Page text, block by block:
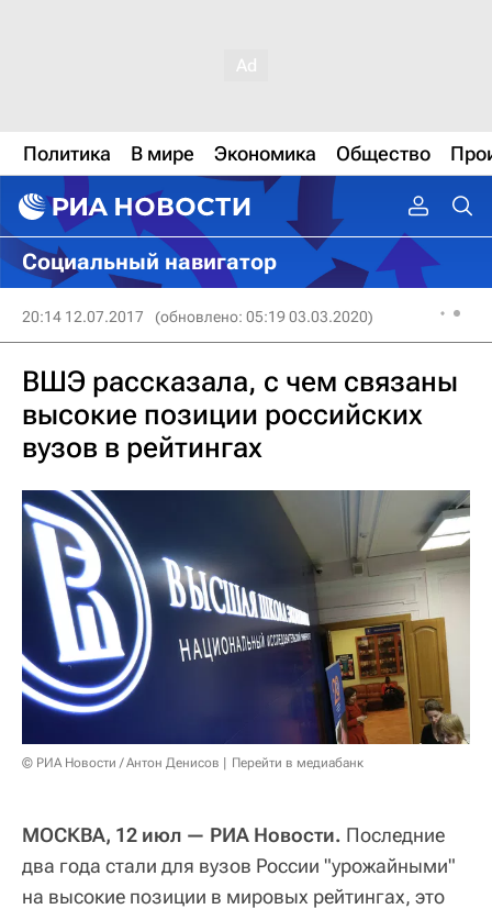
Политика В мире Экономика Общество
Социальный навигатор
20:14 12.07.2017 (обновлено: 05:19 03.03.2020)
ВШЭ рассказала, с чем связаны
высокие позиции российских
вузов в рейтингах
© РИА Новости / Антон Денисов Перейти в медиабанк
МОСКВА, 12 июл — РИА Новости. Последние
два года стали для вузов России "урожайными"
на высокие позиции в мировых рейтингах, это